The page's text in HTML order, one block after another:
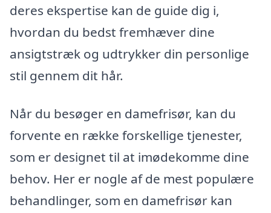
deres ekspertise kan de guide dig i,
hvordan du bedst fremhæver dine
ansigtstræk og udtrykker din personlige
stil gennem dit hår.
Når du besøger en damefrisør, kan du
forvente en række forskellige tjenester,
som er designet til at imødekomme dine
behov. Her er nogle af de mest populære
behandlinger, som en damefrisør kan